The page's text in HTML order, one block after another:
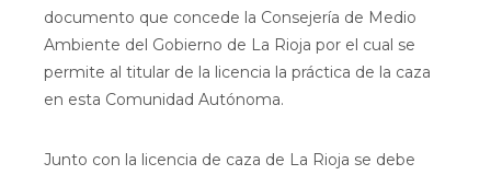
documento que concede la Consejería de Medio
Ambiente del Gobierno de La Rioja por el cual se
permite al titular de la licencia la práctica de la caza
en esta Comunidad Autónoma.
Junto con la licencia de caza de La Rioja se debe